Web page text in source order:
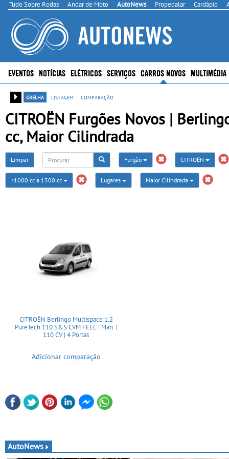
Tudo Sobre Rodas Andar de Moto AutoNews Propedalar Cardápio
EVENTOS NOTÍCIAS ELÉTRICOS SERVIÇOS CARROS NOVOS MULTIMÉDIA
grelha listagem comparação
CITROËN Furgões Novos |
cc, Maior Cilindrada
Limpar Furgão CITROËN
+1000 cc a 1500 cc Lugares Maior Cilindrada
CITROËN Berlingo Multispace 1.2
PureTech 110 S&S CVM FEEL | Man. |
110 CV | 4 Portas
Adicionar comparação
AutoNews